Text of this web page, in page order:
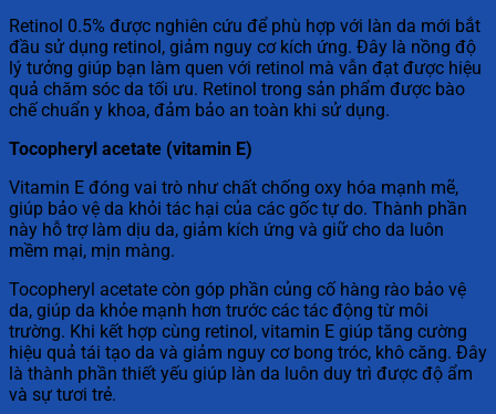
Retinol 0.5% được nghiên cứu để phù hợp với làn da mới bắt
đầu sử dụng retinol, giảm nguy cơ kích ứng. Đây là nồng độ
lý tưởng giúp bạn làm quen với retinol mà vẫn đạt được hiệu
quả chăm sóc da tối ưu. Retinol trong sản phẩm được bào
chế chuẩn y khoa, đảm bảo an toàn khi sử dụng.
Tocopheryl acetate (vitamin E)
Vitamin E đóng vai trò như chất chống oxy hóa mạnh mẽ,
giúp bảo vệ da khỏi tác hại của các gốc tự do. Thành phần
này hỗ trợ làm dịu da, giảm kích ứng và giữ cho da luôn
mềm mại, mịn màng.
Tocopheryl acetate còn góp phần củng cố hàng rào bảo vệ
da, giúp da khỏe mạnh hơn trước các tác động từ môi
trường. Khi kết hợp cùng retinol, vitamin E giúp tăng cường
hiệu quả tái tạo da và giảm nguy cơ bong tróc, khô căng. Đây
là thành phần thiết yếu giúp làn da luôn duy trì được độ ẩm
và sự tươi trẻ.